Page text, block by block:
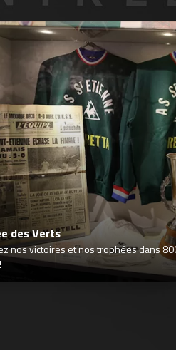
des Verts
nos victoires et nos trophées dans